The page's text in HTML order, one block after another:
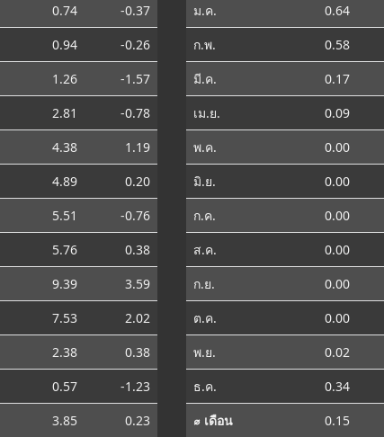
0.74
-0.37
0.94
-0.26
1.26
-1.57
2.81
-0.78
4.38
1.19
4.89
0.20
5.51
-0.76
5.76
0.38
9.39
3.59
7.53
2.02
2.38
0.38
0.57
-1.23
3.85 0.23
ม.ค. 0.64
ก.พ.
0.58
มี.ค.
0.17
เม.ย.
0.09
พ.ค.
0.00
มิ.ย.
0.00
ก.ค.
0.00
ส.ค.
0.00
ก.ย.
0.00
ต.ค.
0.00
พ.ย.
0.02
ธ.ค.
0.34
⌀ เดือน
0.15